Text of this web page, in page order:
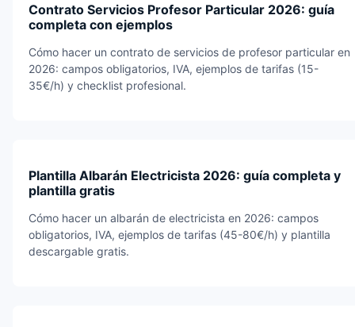
Contrato Servicios Profesor Particular 2026: guía
completa con ejemplos
Cómo hacer un contrato de servicios de profesor particular en
2026: campos obligatorios, IVA, ejemplos de tarifas (15-
35€/h) y checklist profesional.
Plantilla Albarán Electricista 2026: guía completa y
plantilla gratis
Cómo hacer un albarán de electricista en 2026: campos
obligatorios, IVA, ejemplos de tarifas (45-80€/h) y plantilla
descargable gratis.